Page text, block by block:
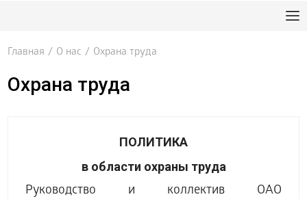
Главная / О нас / Охрана труда
Охрана труда
ПОЛИТИКА
в области охраны труда
Руководство и коллектив ОАО